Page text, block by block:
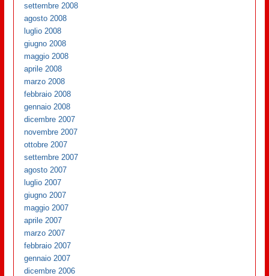
settembre 2008
agosto 2008
luglio 2008
giugno 2008
maggio 2008
aprile 2008
marzo 2008
febbraio 2008
gennaio 2008
dicembre 2007
novembre 2007
ottobre 2007
settembre 2007
agosto 2007
luglio 2007
giugno 2007
maggio 2007
aprile 2007
marzo 2007
febbraio 2007
gennaio 2007
dicembre 2006